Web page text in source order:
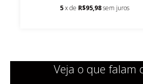
5x de R$95,98sem juros
Veja o que falam